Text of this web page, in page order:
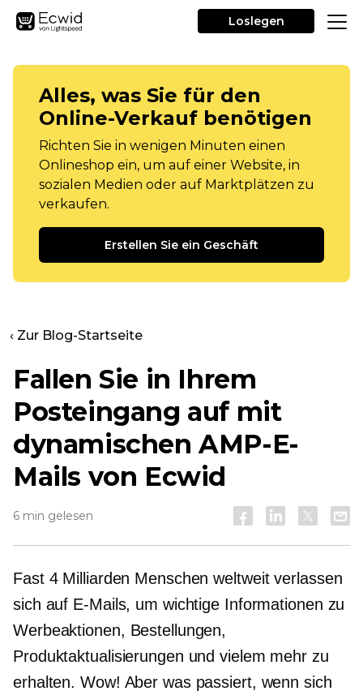
Loslegen
Alles, was Sie für den
Online-Verkauf benötigen
Richten Sie in wenigen Minuten einen
Onlineshop ein, um auf einer Website, in
sozialen Medien oder auf Marktplätzen zu
verkaufen.
Erstellen Sie ein Geschäft
‹ Zur Blog-Startseite
Fallen Sie in Ihrem
Posteingang auf mit
dynamischen AMP-E-
Mails von Ecwid
6 min gelesen
Fast 4 Milliarden Menschen weltweit verlassen
sich auf E-Mails, um wichtige Informationen zu
Werbeaktionen, Bestellungen,
Produktaktualisierungen und vielem mehr zu
erhalten. Wow! Aber was passiert, wenn sich